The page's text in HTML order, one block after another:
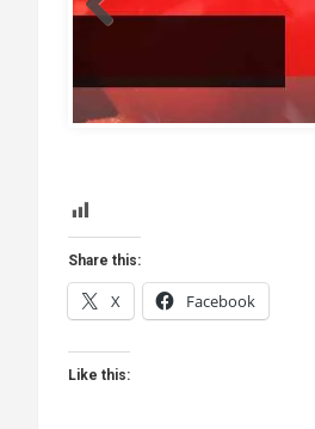
template
Share this:
X Facebook
Like this: